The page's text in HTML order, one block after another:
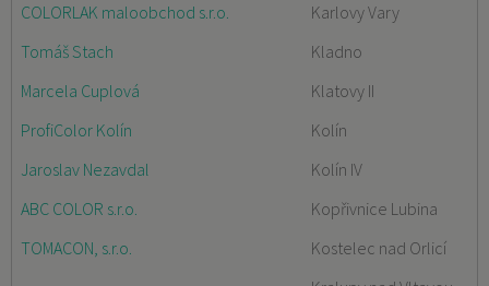
COLORLAK maloobchod s.r.o.
Karlovy Vary
Tomáš Stach
Kladno
Marcela Cuplová
Klatovy II
ProfiColor Kolín
Kolín
Jaroslav Nezavdal
Kolín IV
ABC COLOR s.r.o.
Kopřivnice Lubina
TOMACON, s.r.o.
Kostelec nad Orlicí